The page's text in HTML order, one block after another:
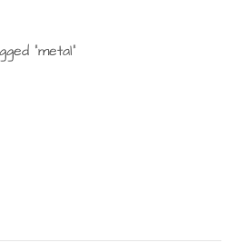
“metal”